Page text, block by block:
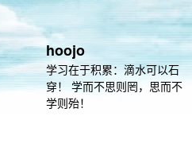
hoojo
学习在于积累：滴水可以石
穿！ 学而不思则罔，思而不
学则殆！